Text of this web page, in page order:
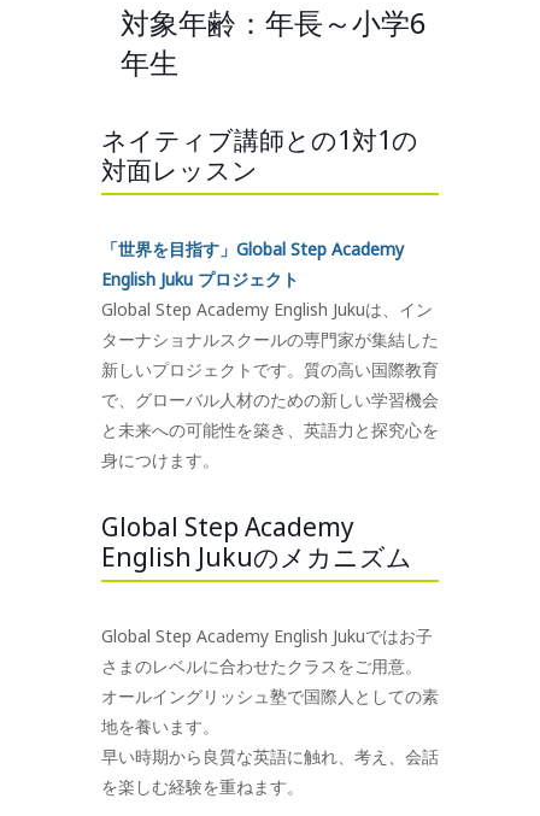
対象年齢：年長～小学6
年生
ネイティブ講師との1対1の
対面レッスン
「世界を目指す」Global Step Academy
English Juku プロジェクト
Global Step Academy English Jukuは、イン
ターナショナルスクールの専門家が集結した
新しいプロジェクトです。質の高い国際教育
で、グローバル人材のための新しい学習機会
と未来への可能性を築き、英語力と探究心を
身につけます。
Global Step Academy
English Jukuのメカニズム
Global Step Academy English Jukuではお子
さまのレベルに合わせたクラスをご用意。
オールイングリッシュ塾で国際人としての素
地を養います。
早い時期から良質な英語に触れ、考え、会話
を楽しむ経験を重ねます。